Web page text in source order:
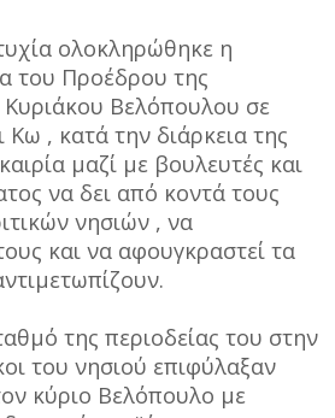
ολοκληρώθηκε η
του Προέδρου της
Βελόπουλου σε
, κατά την διάρκεια της
μαζί με βουλευτές και
να δει από κοντά τους
νησιών , να
και να αφουγκραστεί τα
της περιοδείας του στην
του νησιού επιφύλαξαν
κύριο Βελόπουλο με